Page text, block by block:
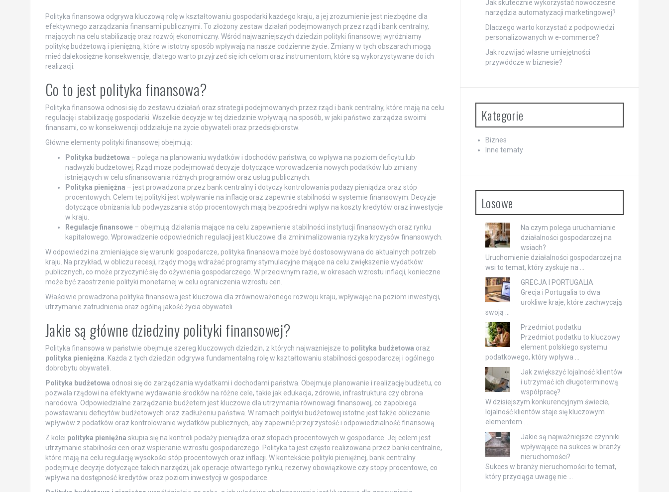
Polityka finansowa odgrywa kluczową rolę w kształtowaniu gospodarki każdego kraju, a jej zrozumienie jest niezbędne dla
efektywnego zarządzania finansami publicznymi. To złożony zestaw działań podejmowanych przez rząd i bank centralny,
mających na celu stabilizację oraz rozwój ekonomiczny. Wśród najważniejszych dziedzin polityki finansowej wyróżniamy
politykę budżetową i pieniężną, które w istotny sposób wpływają na nasze codzienne życie. Zmiany w tych obszarach mogą
mieć dalekosiężne konsekwencje, dlatego warto przyjrzeć się ich celom oraz instrumentom, które są wykorzystywane do ich
realizacji.
Co to jest polityka finansowa?
Polityka finansowa odnosi się do zestawu działań oraz strategii podejmowanych przez rząd i bank centralny, które mają na celu
regulację i stabilizację gospodarki. Wszelkie decyzje w tej dziedzinie wpływają na sposób, w jaki państwo zarządza swoimi
finansami, co w konsekwencji oddziałuje na życie obywateli oraz przedsiębiorstw.
Główne elementy polityki finansowej obejmują:
Polityka budżetowa – polega na planowaniu wydatków i dochodów państwa, co wpływa na poziom deficytu lub
nadwyżki budżetowej. Rząd może podejmować decyzje dotyczące wprowadzenia nowych podatków lub zmiany
istniejących w celu sfinansowania różnych programów oraz usług publicznych.
Polityka pieniężna – jest prowadzona przez bank centralny i dotyczy kontrolowania podaży pieniądza oraz stóp
procentowych. Celem tej polityki jest wpływanie na inflację oraz zapewnie stabilności w systemie finansowym. Decyzje
dotyczące obniżania lub podwyższania stóp procentowych mają bezpośredni wpływ na koszty kredytów oraz inwestycje
w kraju.
Regulacje finansowe– obejmują działania mające na celu zapewnienie stabilności instytucji finansowych oraz rynku
kapitałowego. Wprowadzenie odpowiednich regulacji jest kluczowe dla zminimalizowania ryzyka kryzysów finansowych.
W odpowiedzi na zmieniające się warunki gospodarcze, polityka finansowa może być dostosowywana do aktualnych potrzeb
kraju. Na przykład, w obliczu recesji, rządy mogą wdrażać programy stymulacyjne mające na celu zwiększenie wydatków
publicznych, co może przyczynić się do ożywienia gospodarczego. W przeciwnym razie, w okresach wzrostu inflacji, konieczne
może być zaostrzenie polityki monetarnej w celu ograniczenia wzrostu cen.
Właściwie prowadzona polityka finansowa jest kluczowa dla zrównoważonego rozwoju kraju, wpływając na poziom inwestycji,
utrzymanie zatrudnienia oraz ogólną jakość życia obywateli.
Jakie są główne dziedziny polityki finansowej?
Polityka finansowa w państwie obejmuje szereg kluczowych dziedzin, z których najważniejsze to polityka budżetowa oraz
polityka pieniężna . Każda z tych dziedzin odgrywa fundamentalną rolę w kształtowaniu stabilności gospodarczej i ogólnego
dobrobytu obywateli.
Polityka budżetowa odnosi się do zarządzania wydatkami i dochodami państwa. Obejmuje planowanie i realizację budżetu, co
pozwala rządowi na efektywne wydawanie środków na różne cele, takie jak edukacja, zdrowie, infrastruktura czy obrona
narodowa. Odpowiedzialne zarządzanie budżetem jest kluczowe dla utrzymania równowagi finansowej, co zapobiega
powstawaniu deficytów budżetowych oraz zadłużeniu państwa. W ramach polityki budżetowej istotne jest także obliczanie
wpływów z podatków oraz kontrolowanie wydatków publicznych, aby zapewnić przejrzystość i odpowiedzialność finansową.
Z kolei polityka pieniężna skupia się na kontroli podaży pieniądza oraz stopach procentowych w gospodarce. Jej celem jest
utrzymanie stabilności cen oraz wspieranie wzrostu gospodarczego. Polityka ta jest często realizowana przez banki centralne,
które mają na celu regulację wysokości stóp procentowych oraz inflacji. W kontekście polityki pieniężnej, bank centralny
podejmuje decyzje dotyczące takich narzędzi, jak operacje otwartego rynku, rezerwy obowiązkowe czy stopy procentowe, co
wpływa na dostępność kredytów oraz poziom inwestycji w gospodarce.
Jak skutecznie wykorzystać nowoczesne
narzędzia automatyzacji marketingowej?
Dlaczego warto korzystać z podpowiedzi
personalizowanych w e-commerce?
Jak rozwijać własne umiejętności
przywódcze w biznesie?
Kategorie
Biznes
Inne tematy
Losowe
Na czym polega uruchamianie
działalności gospodarczej na
wsiach?
Uruchomienie działalności gospodarczej na
wsi to temat, który zyskuje na …
GRECJA I PORTUGALIA
Grecja i Portugalia to dwa
urokliwe kraje, które zachwycają
swoją …
Przedmiot podatku
Przedmiot podatku to kluczowy
element polskiego systemu
podatkowego, który wpływa …
Jak zwiększyć lojalność klientów
i utrzymać ich długoterminową
współpracę?
W dzisiejszym konkurencyjnym świecie,
lojalność klientów staje się kluczowym
elementem …
Jakie są najważniejsze czynniki
wpływające na sukces w branży
nieruchomości?
Sukces w branży nieruchomości to temat,
który przyciąga uwagę nie …